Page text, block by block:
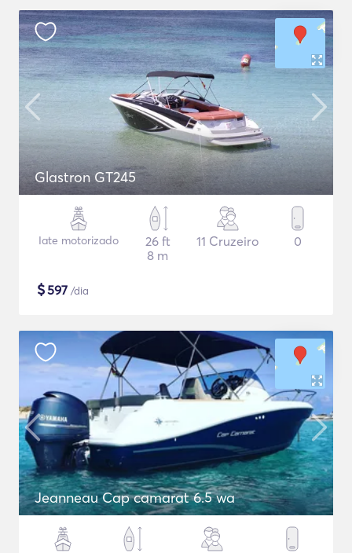
Glastron GT245
Iate motorizado
26 ft
8 m
11 Cruzeiro 0
$597 /dia
Jeanneau Cap camarat 6.5 wa